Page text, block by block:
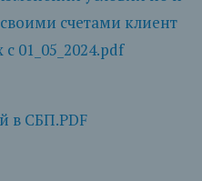
счетами клиент
01_05_2024.pdf
в СБП.PDF